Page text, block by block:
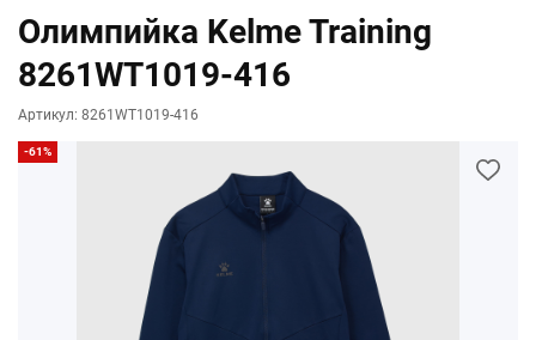
Олимпийка Kelme Training
8261WT1019-416
Артикул: 8261WT1019-416
-61%